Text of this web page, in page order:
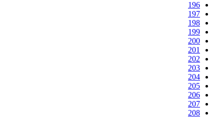
196
197
198
199
200
201
202
203
204
205
206
207
208